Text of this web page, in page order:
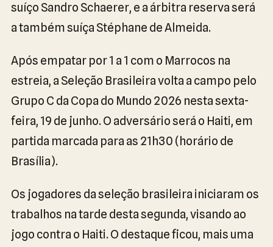
suíço Sandro Schaerer, e a árbitra reserva será
a também suíça Stéphane de Almeida.
Após empatar por 1 a 1 com o Marrocos na
estreia, a Seleção Brasileira volta a campo pelo
Grupo C da Copa do Mundo 2026 nesta sexta-
feira, 19 de junho. O adversário será o Haiti, em
partida marcada para as 21h30 (horário de
Brasília).
Os jogadores da seleção brasileira iniciaram os
trabalhos na tarde desta segunda, visando ao
jogo contra o Haiti. O destaque ficou, mais uma